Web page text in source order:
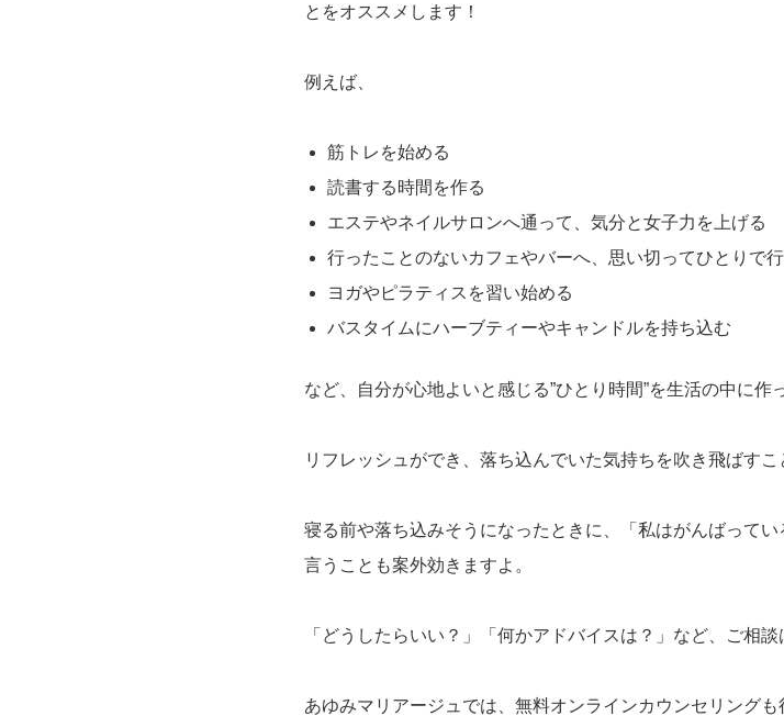
とをオススメします！
例えば、
筋トレを始める
読書する時間を作る
エステやネイルサロンへ通って、気分と女子力を上げる
行ったことのないカフェやバーへ、思い切ってひとりで
ヨガやピラティスを習い始める
バスタイムにハーブティーやキャンドルを持ち込む
など、自分が心地よいと感じる”ひとり時間”を生活の中に作
リフレッシュができ、落ち込んでいた気持ちを吹き飛ばすこ
寝る前や落ち込みそうになったときに、「私はがんばって
言うことも案外効きますよ。
「どうしたらいい？」「何かアドバイスは？」など、ご相
あゆみマリアージュでは、無料オンラインカウンセリングも